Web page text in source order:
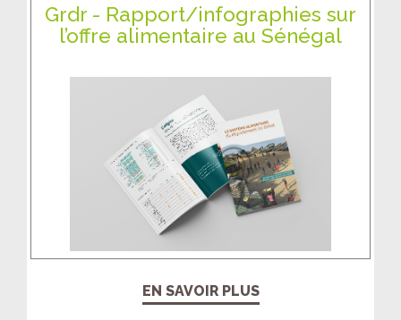
Grdr - Rapport/infographies sur
l’offre alimentaire au Sénégal
EN SAVOIR PLUS